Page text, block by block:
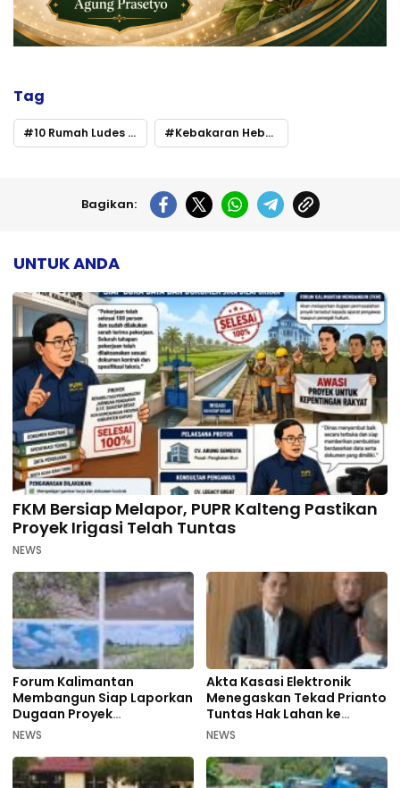
Tag
10 Rumah Ludes Terbakar Kebakaran Hebat di Komplek Sosial Palangka Raya
Bagikan:
UNTUK ANDA
FKM Bersiap Melapor, PUPR Kalteng Pastikan
Proyek Irigasi Telah Tuntas
NEWS
Forum Kalimantan
Membangun Siap Laporkan
Dugaan Proyek
Bermasalah PUPR Kalteng
NEWS
Akta Kasasi Elektronik
Menegaskan Tekad Prianto
Tuntas Hak Lahan ke
Mahkamah Agung
NEWS